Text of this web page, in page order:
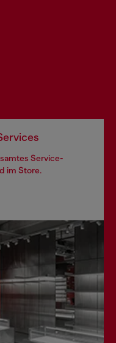
Service-
im Store.